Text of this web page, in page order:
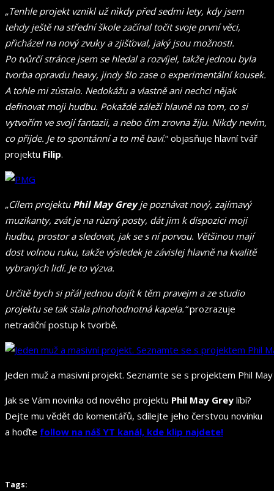
„Tenhle projekt vznikl už nìkdy před sedmi lety, kdy jsem
tehdy ještě na střední škole začínal točit svoje první věci,
přicházel na nový zvuky a zjišťoval, jaký jsou možnosti.
Po tvůrčí stránce jsem se hledal a rozvíjel, takže jednou byla
tvorba opravdu heavy, jindy šlo zase o experimentální kousek.
A tohle mi zùstalo. Nedokážu a vlastně ani nechci nějak
definovat moji hudbu. Pokaždé záleží hlavně na tom, co si
vytvořím ve svojí fantazii, a nebo čím zrovna žiju. Nikdy nevím,
co přijde. Je to spontánní a to mě baví.“ objasňuje hlavní tvář
projektu Filip.
„Cílem projektu Phil May Greyje poznávat nový, zajímavý
muzikanty, zvát je na rùzný posty, dát jim k dispozici moji
hudbu, prostor a sledovat, jak se s ní porvou. Většinou mají
dost volnou ruku, takže výsledek je závislej hlavně na kvalitě
vybraných lidí. Je to výzva.
Určitě bych si přál jednou dojít k těm pravejm a ze studio
projektu se tak stala plnohodnotná kapela.“prozrazuje
netradiční postup k tvorbě.
Jeden muž a masivní projekt. Seznamte se s projektem Phil
Jak se Vám novinka od nového projektu Phil May Grey líbí?
Dejte mu vědět do komentářů, sdílejte jeho čerstvou novinku
a hoďte follow na náš YT kanál, kde klip najdete!
Tags: